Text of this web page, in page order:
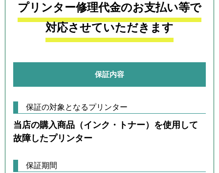
プリンター修理代金のお支払い等で
対応させていただきます
保証内容
保証の対象となるプリンター
当店の購入商品（インク・トナー）を使用して
故障したプリンター
保証期間